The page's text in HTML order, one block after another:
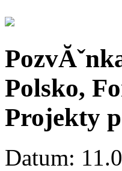
Polsko,
Projekty
Datum: